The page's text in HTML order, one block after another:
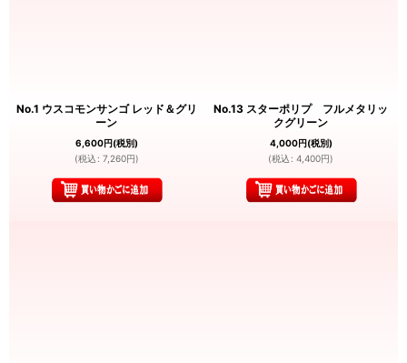
No.1 ウスコモンサンゴ レッド＆グリ
ーン
6,600円(税別)
(税込 : 7,260円)
No.13 スターポリプ フルメタリッ
クグリーン
4,000円(税別)
(税込 : 4,400円)